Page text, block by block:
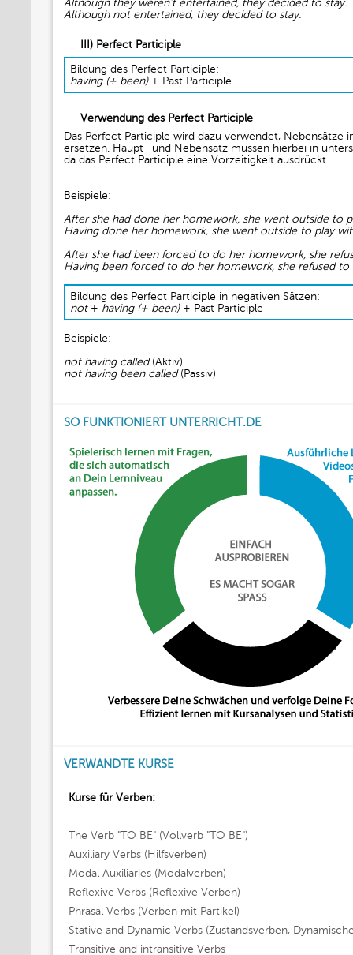
Although they weren’t entertained, they decided to stay.
Although not entertained, they decided to stay.
III) Perfect Participle
Bildung des Perfect Participle:
having (+ been)+ Past Participle
Verwendung des Perfect Participle
Das Perfect Participle wird dazu verwendet, Nebensätze
ersetzen. Haupt- und Nebensatz müssen hierbei in
da das Perfect Participle eine Vorzeitigkeit ausdrückt.
Beispiele:
After she had done her homework, she went outside to
Having done her homework, she went outside to play
After she had been forced to do her homework, she
Having been forced to do her homework, she refused to
Bildung des Perfect Participle in negativen Sätzen:
not+ having (+ been)+ Past Participle
Beispiele:
not having called(Aktiv)
not having been called(Passiv)
SO FUNKTIONIERT UNTERRICHT.DE
VERWANDTE KURSE
Kurse für Verben:
The Verb "TO BE" (Vollverb "TO BE")
Auxiliary Verbs (Hilfsverben)
Modal Auxiliaries (Modalverben)
Reflexive Verbs (Reflexive Verben)
Phrasal Verbs (Verben mit Partikel)
Stative and Dynamic Verbs (Zustandsverben,
Transitive and intransitive Verbs